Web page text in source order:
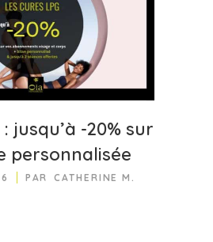
jusqu’à -20% sur
personnalisée
PAR CATHERINE M.